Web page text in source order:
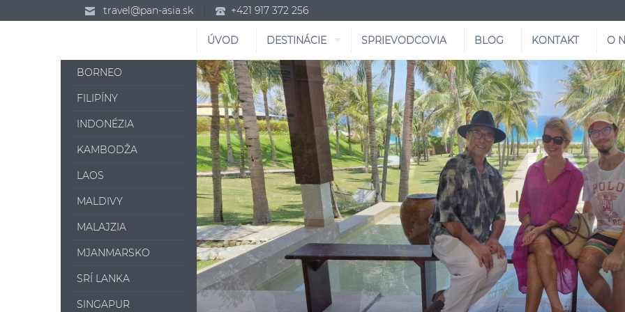
travel@pan-asia.sk +421 917 372 256
ÚVOD DESTINÁCIE SPRIEVODCOVIA BLOG KONTAKT O
BORNEO
FILIPÍNY
INDONÉZIA
KAMBODŽA
LAOS
MALDIVY
MALAJZIA
MJANMARSKO
SRÍ LANKA
SINGAPUR